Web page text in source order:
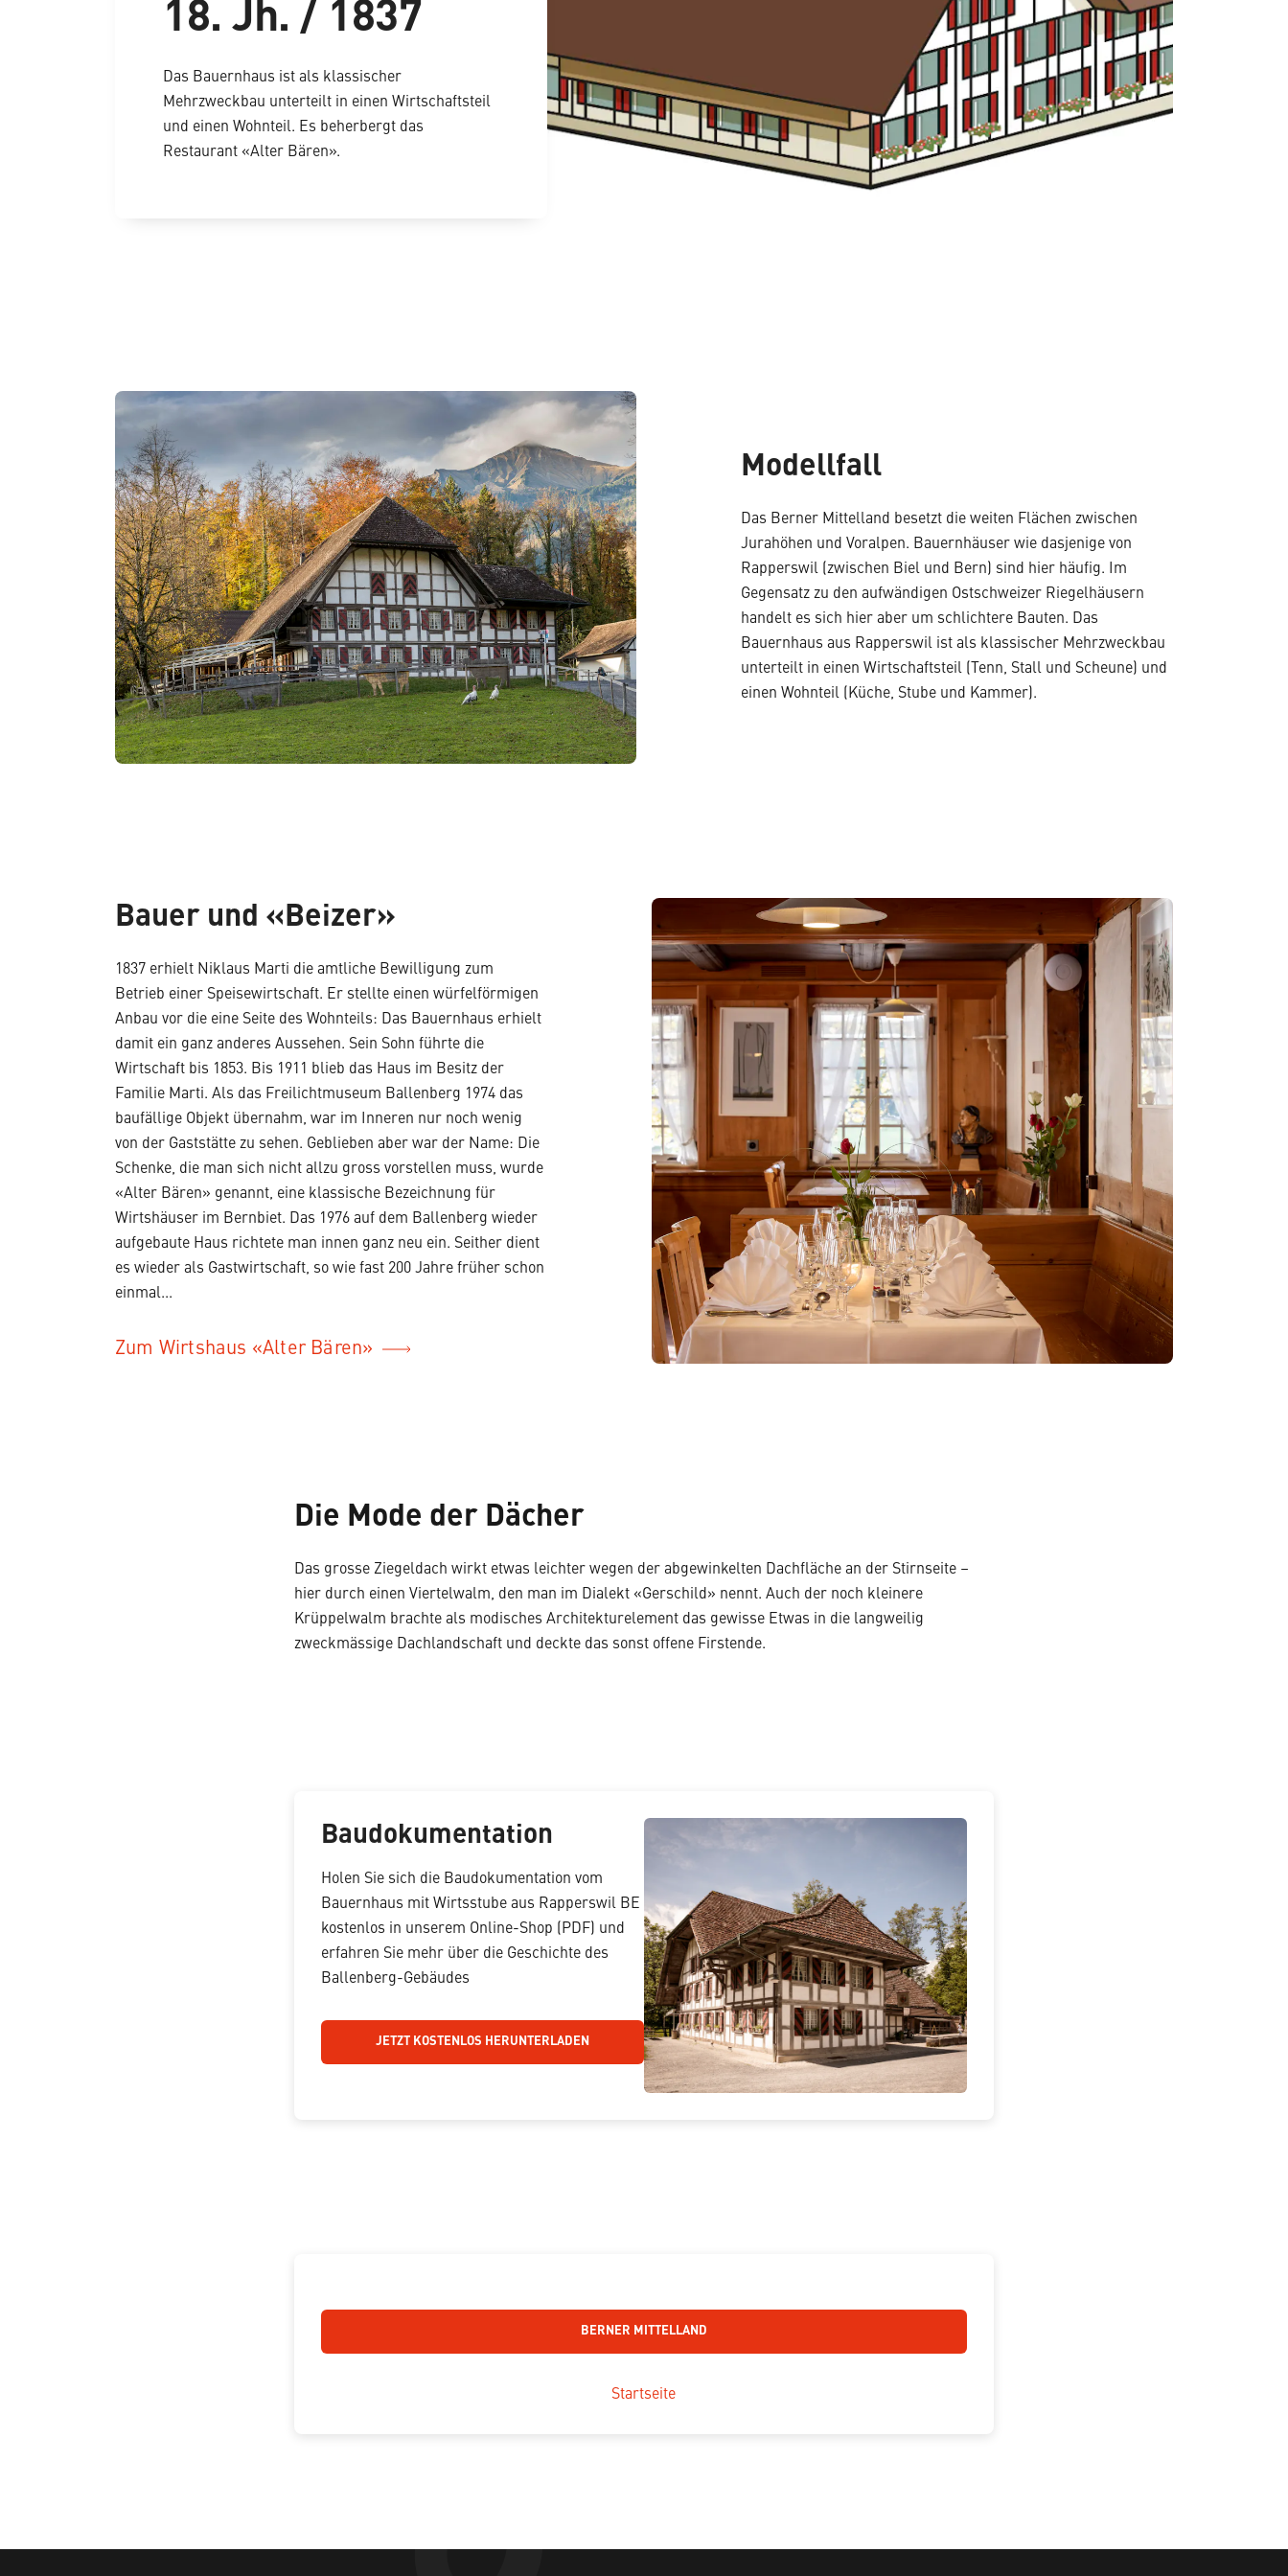
18. Jh. / 1837
Das Bauernhaus ist als klassischer
Mehrzweckbau unterteilt in einen Wirtschaftsteil
und einen Wohnteil. Es beherbergt das
Restaurant «Alter Bären».
Modellfall
Das Berner Mittelland besetzt die weiten Flächen zwischen
Jurahöhen und Voralpen. Bauernhäuser wie dasjenige von
Rapperswil (zwischen Biel und Bern) sind hier häufig. Im
Gegensatz zu den aufwändigen Ostschweizer Riegelhäusern
handelt es sich hier aber um schlichtere Bauten. Das
Bauernhaus aus Rapperswil ist als klassischer Mehrzweckbau
unterteilt in einen Wirtschaftsteil (Tenn, Stall und Scheune) und
einen Wohnteil (Küche, Stube und Kammer).
Bauer und «Beizer»
1837 erhielt Niklaus Marti die amtliche Bewilligung zum
Betrieb einer Speisewirtschaft. Er stellte einen würfelförmigen
Anbau vor die eine Seite des Wohnteils: Das Bauernhaus erhielt
damit ein ganz anderes Aussehen. Sein Sohn führte die
Wirtschaft bis 1853. Bis 1911 blieb das Haus im Besitz der
Familie Marti. Als das Freilichtmuseum Ballenberg 1974 das
baufällige Objekt übernahm, war im Inneren nur noch wenig
von der Gaststätte zu sehen. Geblieben aber war der Name: Die
Schenke, die man sich nicht allzu gross vorstellen muss, wurde
«Alter Bären» genannt, eine klassische Bezeichnung für
Wirtshäuser im Bernbiet. Das 1976 auf dem Ballenberg wieder
aufgebaute Haus richtete man innen ganz neu ein. Seither dient
es wieder als Gastwirtschaft, so wie fast 200 Jahre früher schon
einmal...
Zum Wirtshaus «Alter Bären»
Die Mode der Dächer
Das grosse Ziegeldach wirkt etwas leichter wegen der abgewinkelten Dachfläche an der Stirnseite –
hier durch einen Viertelwalm, den man im Dialekt «Gerschild» nennt. Auch der noch kleinere
Krüppelwalm brachte als modisches Architekturelement das gewisse Etwas in die langweilig
zweckmässige Dachlandschaft und deckte das sonst offene Firstende.
Baudokumentation
Holen Sie sich die Baudokumentation vom
Bauernhaus mit Wirtsstube aus Rapperswil BE
kostenlos in unserem Online-Shop (PDF) und
erfahren Sie mehr über die Geschichte des
Ballenberg-Gebäudes
JETZT KOSTENLOS HERUNTERLADEN
BERNER MITTELLAND
Startseite